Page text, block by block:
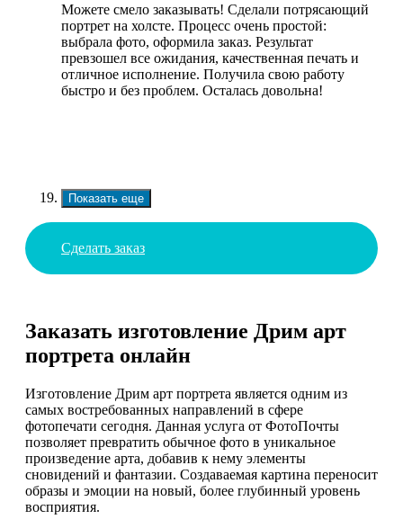
Можете смело заказывать! Сделали потрясающий
портрет на холсте. Процесс очень простой:
выбрала фото, оформила заказ. Результат
превзошел все ожидания, качественная печать и
отличное исполнение. Получила свою работу
быстро и без проблем. Осталась довольна!
Показать еще
Сделать заказ
Заказать изготовление Дрим арт
портрета онлайн
Изготовление Дрим арт портрета является одним из
самых востребованных направлений в сфере
фотопечати сегодня. Данная услуга от ФотоПочты
позволяет превратить обычное фото в уникальное
произведение арта, добавив к нему элементы
сновидений и фантазии. Создаваемая картина переносит
образы и эмоции на новый, более глубинный уровень
восприятия.